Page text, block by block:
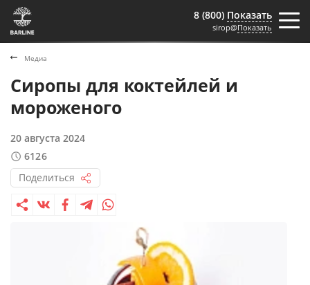
8 (800) Показать
sirop@Показать
Медиа
Сиропы для коктейлей и
мороженого
20 августа 2024
6126
Поделиться